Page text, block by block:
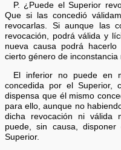
P. ¿Puede el Superior
Que si las concedió
revocarlas. Si aunque las
revocación, podrá válida y
nueva causa podrá
cierto género de inconstancia
El inferior no puede en
concedida por el Superior,
dispensa que él mismo
para ello, aunque no
dicha revocación ni válida
puede, sin causa,
Superior.